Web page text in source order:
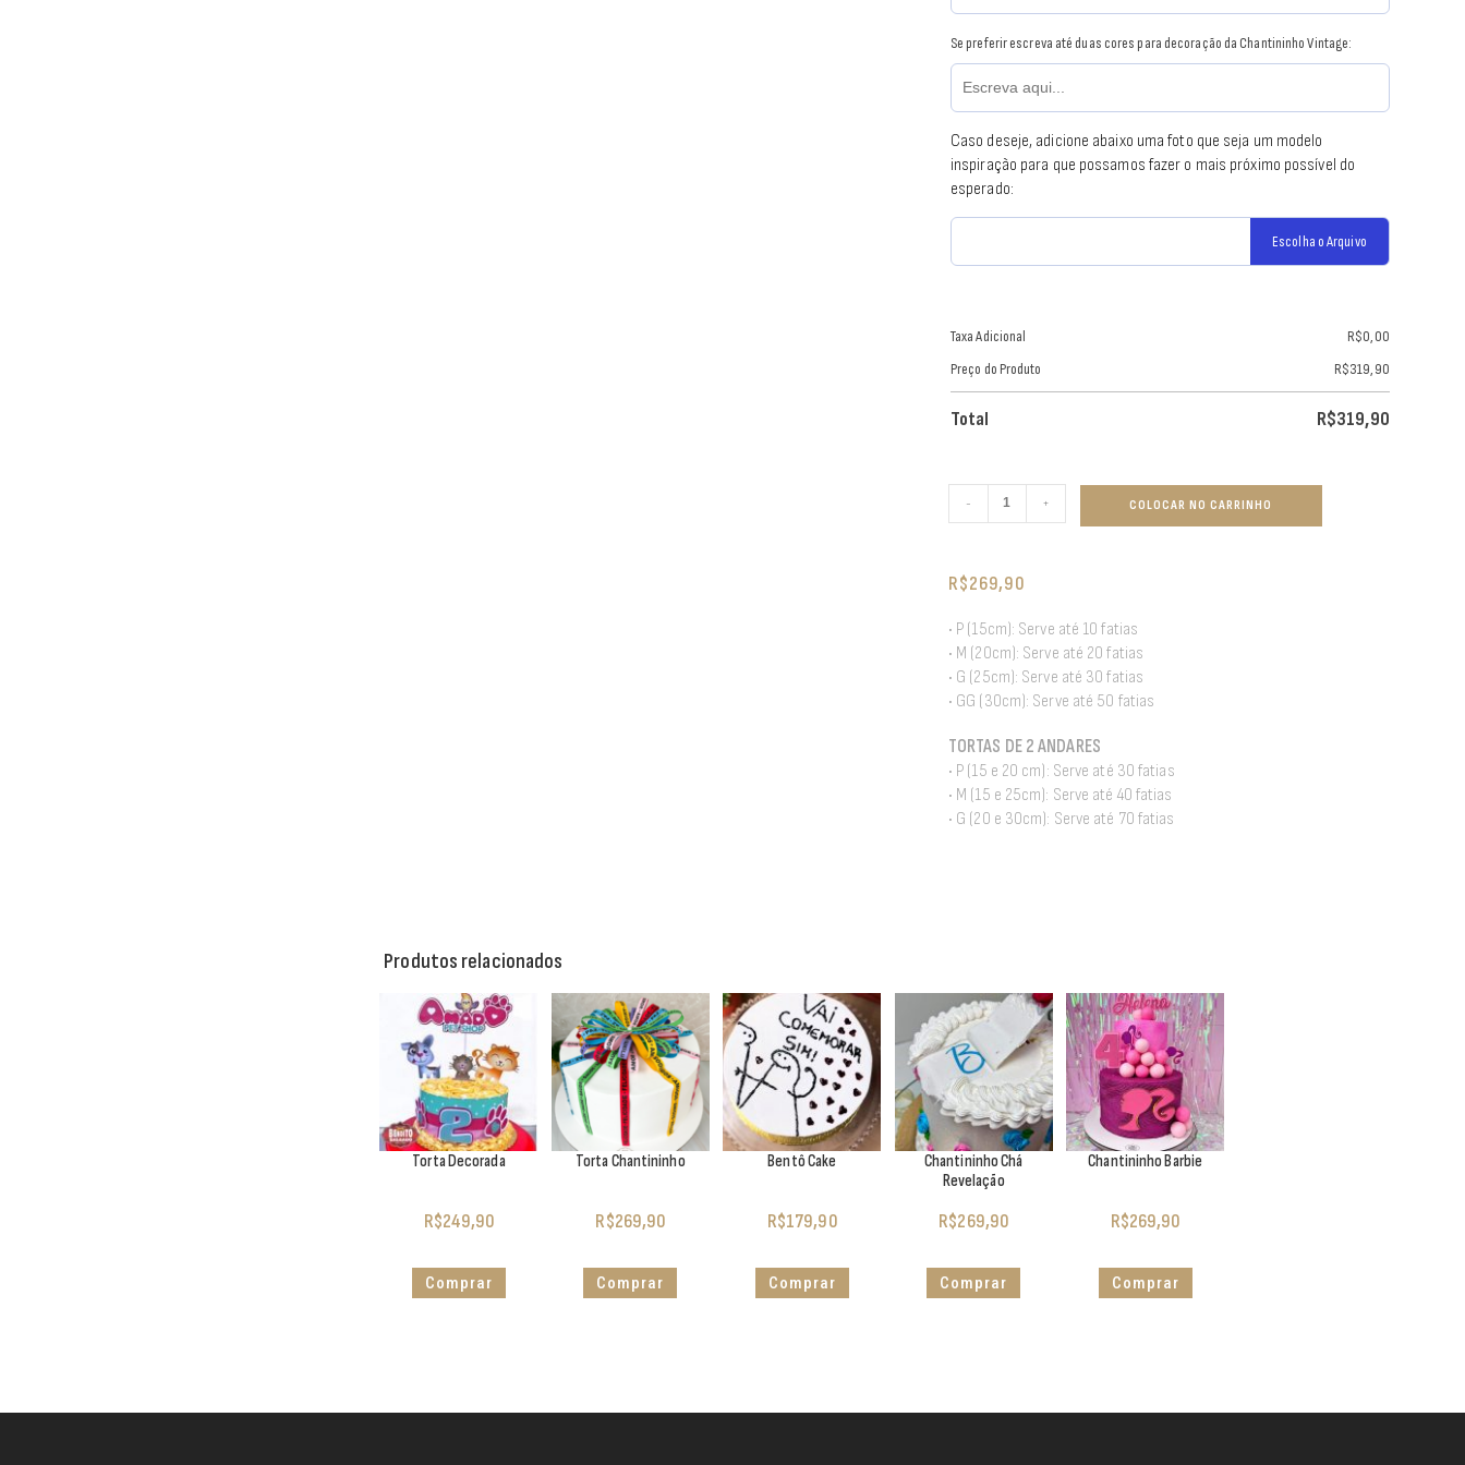
Se preferir escreva até duas cores para decoração da Chantininho Vintage:
Caso deseje, adicione abaixo uma foto que seja um modelo
inspiração para que possamos fazer o mais próximo possível do
esperado:
Escolha o Arquivo
Taxa Adicional R$0,00
Preço do Produto
R$319,90
Total R$319,90
- + COLOCAR NO CARRINHO
R$269,90
• P (15cm): Serve até 10 fatias
• M (20cm): Serve até 20 fatias
• G (25cm): Serve até 30 fatias
• GG (30cm): Serve até 50 fatias
TORTAS DE 2 ANDARES
• P (15 e 20 cm): Serve até 30 fatias
• M (15 e 25cm): Serve até 40 fatias
• G (20 e 30cm): Serve até 70 fatias
Produtos relacionados
Torta Decorada
R$249,90
Comprar
Torta Chantininho
R$269,90
Comprar
Bentô Cake
R$179,90
Comprar
Chantininho Chá
Revelação
R$269,90
Comprar
Chantininho Barbie
R$269,90
Comprar